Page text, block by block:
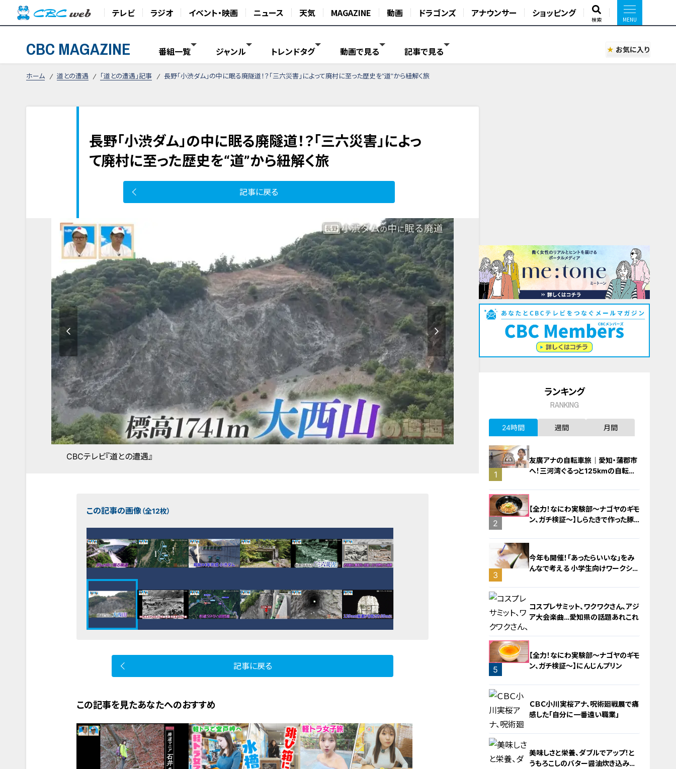
テレビ ラジオ イベント・映画 ニュース 天気 MAGAZINE 動画 ドラゴンズ アナウンサー ショッピング
検索
CBC MAGAZINE 番組一覧 ジャンル トレンドタグ 動画で見る 記事で見る お気に入り
ホーム 道との遭遇 「道との遭遇」記事 長野「小渋ダム」の中に眠る廃隧道！？「三六災害」によって廃村に至った歴史を“道”から紐解く旅
長野「小渋ダム」の中に眠る廃隧道！？「三六災害」によっ
て廃村に至った歴史を“道”から紐解く旅
記事に戻る
CBCテレビ『道との遭遇』
この記事の画像（全12枚）
記事に戻る
この記事を見たあなたへのおすすめ
ランキング
RANKING
24時間 週間 月間
1
友廣アナの自転車旅｜愛知・蒲郡市
へ！三河湾ぐるっと125kmの自転車
2
【全力！なにわ実験部～ナゴヤのギモ
ン、ガチ検証～】しらたきで作った豚
3
今年も開催！「あったらいいな」をみ
んなで考える 小学生向けワークショ
4
コスプレサミット、ワクワクさん、アジ
ア大会楽曲…愛知県の話題あれこれ
5
【全力！なにわ実験部～ナゴヤのギモ
ン、ガチ検証～】にんじんプリン
ＣＢＣ小川実桜アナ、呪術廻戦展で痛
感した「自分に一番遠い職業」
美味しさと栄養、ダブルでアップ！と
うもろこしのバター醤油炊き込みご